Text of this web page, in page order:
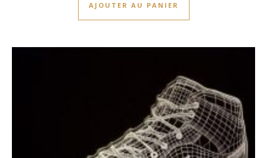
AJOUTER AU PANIER